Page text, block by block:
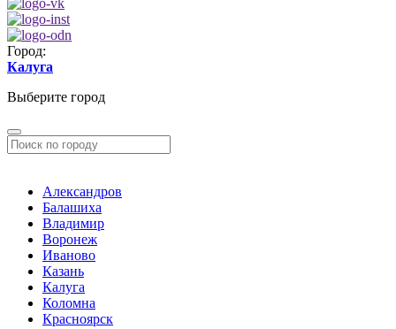
Город:
Калуга
Выберите город
Александров
Балашиха
Владимир
Воронеж
Иваново
Казань
Калуга
Коломна
Красноярск